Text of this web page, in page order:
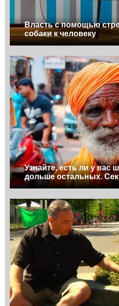
Власть с помощью
собаки к человеку
Узнайте, есть ли у вас
дольше остальных.